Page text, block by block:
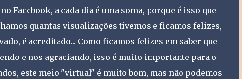
Facebook, a cada dia é uma soma, porque é isso que
quantas visualizações tivemos e ficamos felizes,
é acreditado... Como ficamos felizes em saber que
e nos agraciando, isso é muito importante para o
este meio "virtual" é muito bom, mas não podemos